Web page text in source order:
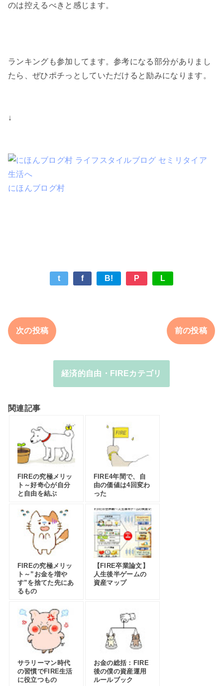
のは控えるべきと感じます。
ランキングも参加してます。参考になる部分がありまし
たら、ぜひポチっとしていただけると励みになります。
↓
にほんブログ村
t f B! P L
次の投稿 前の投稿
経済的自由・FIREカテゴリ
関連記事
FIREの究極メリッ
ト～好奇心が自分
と自由を結ぶ
FIRE4年間で、自
由の価値は4回変わ
った
FIREの究極メリッ
ト～”お金を増や
す”を捨てた先にあ
るもの
【FIRE卒業論文】
人生後半ゲームの
資産マップ
サラリーマン時代
の習慣でFIRE生活
に役立つもの
お金の総括：FIRE
後の僕の資産運用
ルールブック